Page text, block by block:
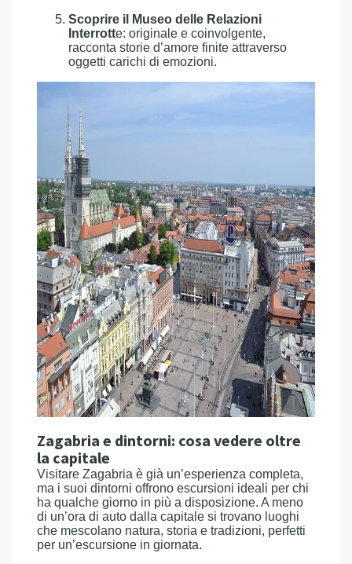
Scoprire il Museo delle Relazioni
Interrotte: originale e coinvolgente,
racconta storie d’amore finite attraverso
oggetti carichi di emozioni.
Zagabria e dintorni: cosa vedere oltre
la capitale
Visitare Zagabria è già un’esperienza completa,
ma i suoi dintorni offrono escursioni ideali per chi
ha qualche giorno in più a disposizione. A meno
di un’ora di auto dalla capitale si trovano luoghi
che mescolano natura, storia e tradizioni, perfetti
per un’escursione in giornata.